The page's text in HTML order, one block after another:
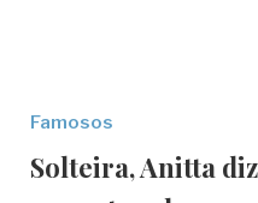
Famosos
Solteira, Anitta